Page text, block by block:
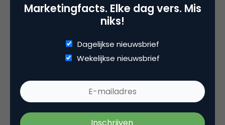
En wat te denken van de email (vanaf een
Ga jij nog iets doen met zogenaamd 1
Marketingfacts. Elke dag vers. Mis
niks!
Dagelijkse nieuwsbrief
Wekelijkse nieuwsbrief